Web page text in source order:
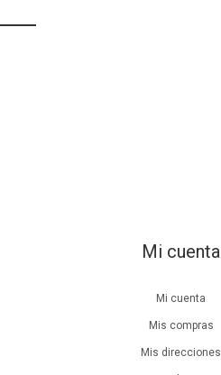
Mi cuenta
Mi cuenta
Mis compras
Mis direcciones